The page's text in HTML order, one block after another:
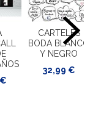
CARTELES
BODA BLANCO
Y NEGRO
32,99 €